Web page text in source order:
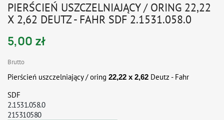
PIERŚCIEŃ USZCZELNIAJĄCY / ORING 22,22
X 2,62 DEUTZ - FAHR SDF 2.1531.058.0
5,00 zł
Brutto
Pierścień uszczelniający / oring 22,22 x 2,62 Deutz - Fahr
SDF
2.1531.058.0
215310580